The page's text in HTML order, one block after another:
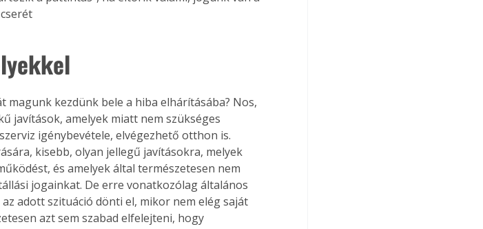
magunk kezdünk bele a hiba elhárításába? Nos,
javítások, amelyek miatt nem szükséges
igénybevétele, elvégezhető otthon is.
kisebb, olyan jellegű javításokra, melyek
és amelyek által természetesen nem
jogainkat. De erre vonatkozólag általános
adott szituáció dönti el, mikor nem elég saját
azt sem szabad elfelejteni, hogy